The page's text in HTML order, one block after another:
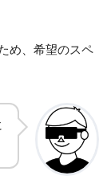
め、希望のスペ